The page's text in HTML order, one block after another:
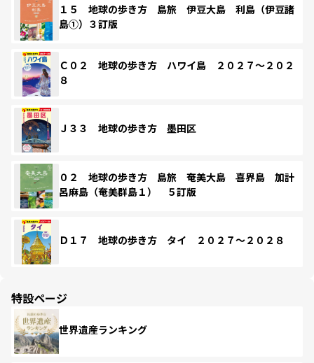
１５ 地球の歩き方 島旅 伊豆大島 利島（伊豆諸
島①）３訂版
Ｃ０２ 地球の歩き方 ハワイ島 ２０２７～２０２
８
Ｊ３３ 地球の歩き方 墨田区
０２ 地球の歩き方 島旅 奄美大島 喜界島 加計
呂麻島（奄美群島１） ５訂版
Ｄ１７ 地球の歩き方 タイ ２０２７～２０２８
特設ページ
世界遺産ランキング